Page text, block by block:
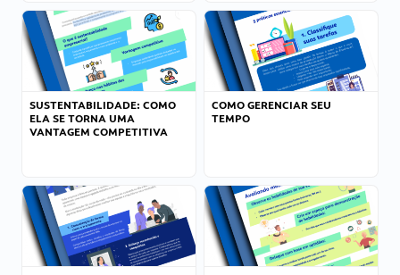
SUSTENTABILIDADE: COMO
ELA SE TORNA UMA
VANTAGEM COMPETITIVA
COMO GERENCIAR SEU
TEMPO